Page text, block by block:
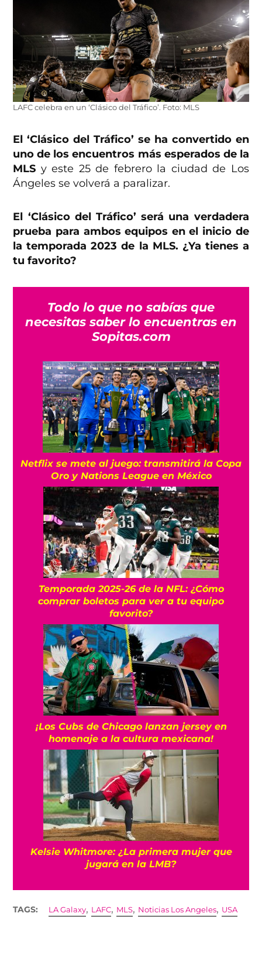
LAFC celebra en un ‘Clásico del Tráfico’. Foto: MLS
El ‘Clásico del Tráfico’ se ha convertido en
uno de los encuentros más esperados de la
MLS y este 25 de febrero la ciudad de Los
Ángeles se volverá a paralizar.
El ‘Clásico del Tráfico’ será una verdadera
prueba para ambos equipos en el inicio de
la temporada 2023 de la MLS. ¿Ya tienes a
tu favorito?
Todo lo que no sabías que
necesitas saber lo encuentras en
Sopitas.com
Netflix se mete al juego: transmitirá la Copa
Oro y Nations League en México
Temporada 2025-26 de la NFL: ¿Cómo
comprar boletos para ver a tu equipo
favorito?
¡Los Cubs de Chicago lanzan jersey en
homenaje a la cultura mexicana!
Kelsie Whitmore: ¿La primera mujer que
jugará en la LMB?
TAGS: LA Galaxy, LAFC, MLS, Noticias Los Angeles, USA